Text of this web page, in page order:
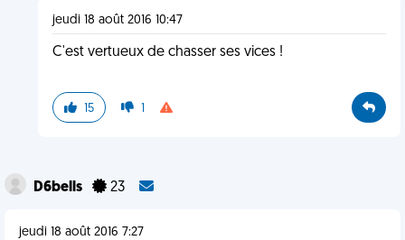
jeudi 18 août 2016 10:47
C'est vertueux de chasser ses vices !
15 1
D6bells 23
jeudi 18 août 2016 7:27